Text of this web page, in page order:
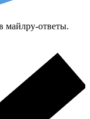
майлру-ответы.